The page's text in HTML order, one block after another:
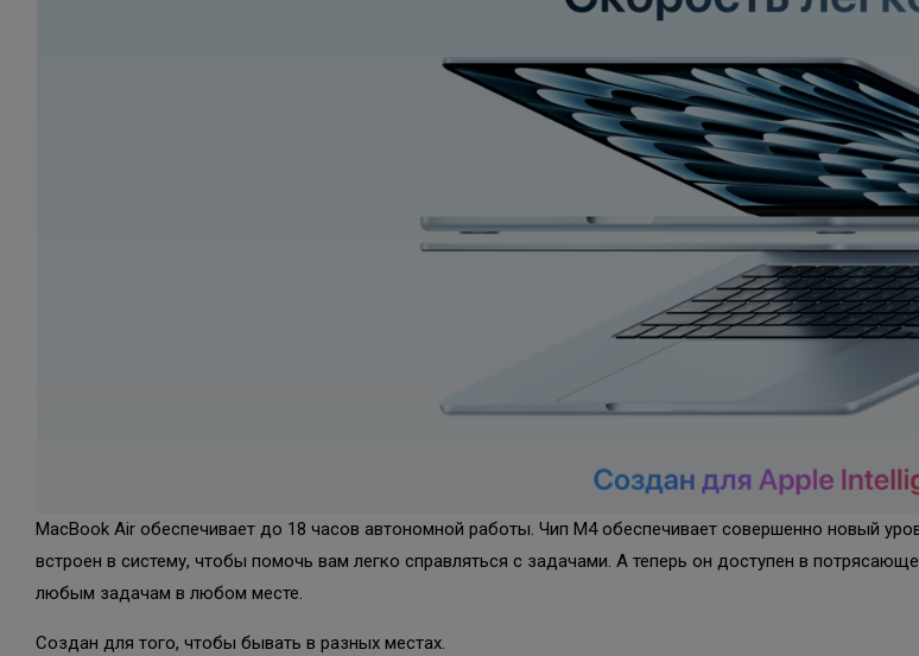
MacBook Air обеспечивает до 18 часов автономной работы. Чип M4 обеспечивает совершенно новый
встроен в систему, чтобы помочь вам легко справляться с задачами. А теперь он доступен в
любым задачам в любом месте.
Создан для того, чтобы бывать в разных местах.